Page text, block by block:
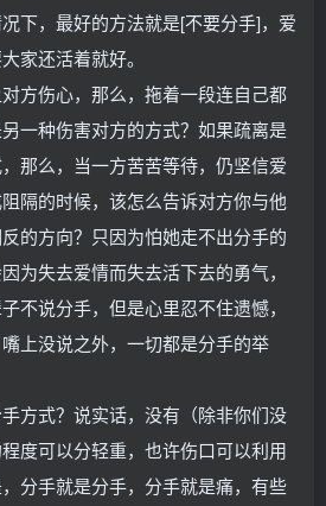
下，最好的方法就是[不要分手]，爱
家还活着就好。
方伤心，那么，拖着一段连自己都
一种伤害对方的方式？如果疏离是
那么，当一方苦苦等待，仍坚信爱
隔的时候，该怎么告诉对方你与他
的方向？只因为怕她走不出分手的
为失去爱情而失去活下去的勇气，
不说分手，但是心里忍不住遗憾，
上没说之外，一切都是分手的举
方式？说实话，没有（除非你们没
度可以分轻重，也许伤口可以利用
分手就是分手，分手就是痛，有些